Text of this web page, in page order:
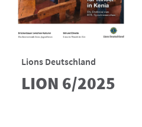
Lions Deutschland
LION 6/2025